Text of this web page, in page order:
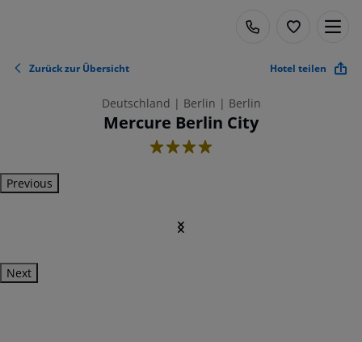
Zurück zur Übersicht Hotel teilen
Deutschland | Berlin | Berlin
Mercure Berlin City
4
Previous
Next